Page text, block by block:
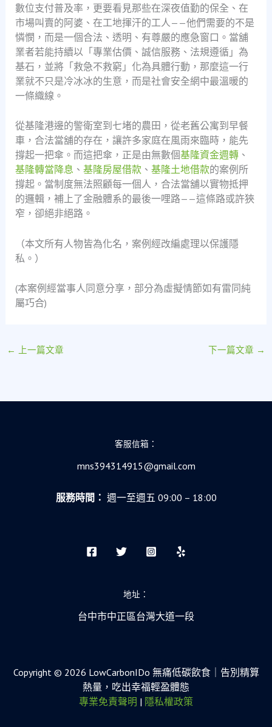
數位支付普及率，更要看見那些在深夜值勤的保全、在
市場叫賣的阿婆、在工地揮汗的工人——他們需要的不是
憐憫，而是一個合法、透明、有尊嚴的應急窗口。當舖
業者若能持續以「專業估價、誠信服務、法規遵循」為
基石，並將「救急不救窮」化為具體行動，那麼這一行
業就不只是冷冰冰的生意，而是社會安全網中最溫暖的
一條織線。
從基隆港邊的警衛室到七堵的農田，從老舊公寓到早餐
車，合法當舖的存在，讓許多家庭在風雨來臨時，能先
撐起一把傘。而這把傘，正是由無數個基隆資金週轉、
基隆轉當降息 、 基隆房屋借款、 基隆土地借款的案例所
撐起。當制度無法照顧每一個人，合法當舖以實物抵押
的邏輯，補上了金融體系的最後一哩路——這條路或許狹
窄，卻絕非絕路。
（本文所有人物皆為化名，案例經改編處理以保護隱
私。）
(本案例經當事人同意分享，部分為虛擬情節如有雷同純
屬巧合)
← 上一篇文章 下一篇文章 →
客服信箱：
mns394314915@gmail.com
服務時間： 週一至週五 09:00 – 18:00
地址：
台中市中正區台灣大道一段
Copyright © 2026 LowCarbonIDo 無痛低碳飲食｜告別精算
熱量，吃出幸福輕盈體態
專業免責聲明 | 隱私權政策